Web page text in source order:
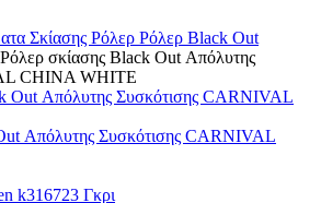
Σκίασης Ρόλερ Ρόλερ Black Out
Ρόλερ σκίασης Black Out Απόλυτης
CHINA WHITE
Απόλυτης Συσκότισης CARNIVAL